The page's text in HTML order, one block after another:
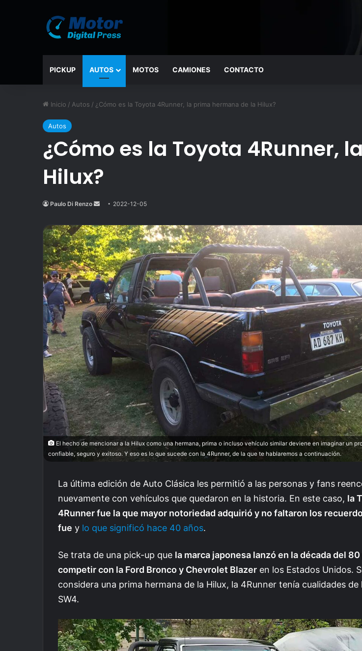
PICKUP AUTOS MOTOS CAMIONES CONTACTO
Inicio / Autos / ¿Cómo es la Toyota 4Runner, la prima hermana de la Hilux?
Autos
¿Cómo es la Toyota 4Runner,
Hilux?
Paulo Di Renzo
Send
email
2022-12-05
El hecho de mencionar a la Hilux como una hermana, prima o incluso vehículo similar deviene en imaginar un
confiable, seguro y exitoso. Y eso es lo que sucede con la 4Runner, de la que te hablaremos a continuación.
La última edición de Auto Clásica les permitió a las personas y fans
nuevamente con vehículos que quedaron en la historia. En este caso, la
4Runner fue la que mayor notoriedad adquirió y no faltaron los
fue y lo que significó hace 40 años.
Se trata de una pick-up que la marca japonesa lanzó en la década del 80
competir con la Ford Bronco y Chevrolet Blazer en los Estados Unidos.
considera una prima hermana de la Hilux, la 4Runner tenía cualidades de
SW4.